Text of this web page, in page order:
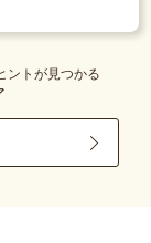
ントが見つかる